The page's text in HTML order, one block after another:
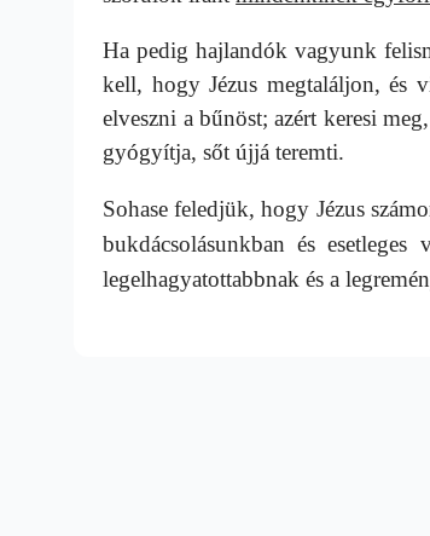
Ha pedig hajlandók vagyunk
kell, hogy Jézus megtaláljon, és
elveszni a bűnöst; azért keresi
gyógyítja, sőt újjá teremti.
Sohase feledjük, hogy Jézus
bukdácsolásunkban és
legelhagyatottabbnak és a